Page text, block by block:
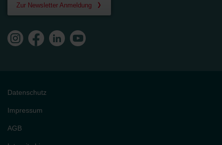
Zur Newsletter Anmeldung
Datenschutz
Impressum
AGB